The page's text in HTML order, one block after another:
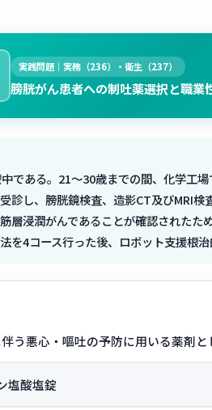
実践問題｜実務（236）・衛生（237）
膀胱がん患者への制吐薬選択と職業
である。21〜30歳までの間、化学工
診し、膀胱鏡検査、造影CT及びMRI
層浸潤がんであることが確認されたた
を4コース行った後、ロボット支援根
う悪心・嘔吐の予防に用いる薬剤と
塩酸塩錠